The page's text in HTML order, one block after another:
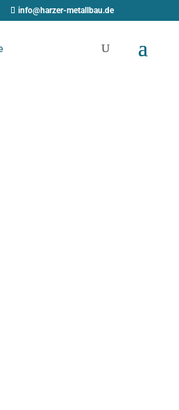
info@harzer-metallbau.de